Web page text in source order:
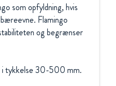
som opfyldning, hvis
Flamingo
og begrænser
tykkelse 30-500 mm.